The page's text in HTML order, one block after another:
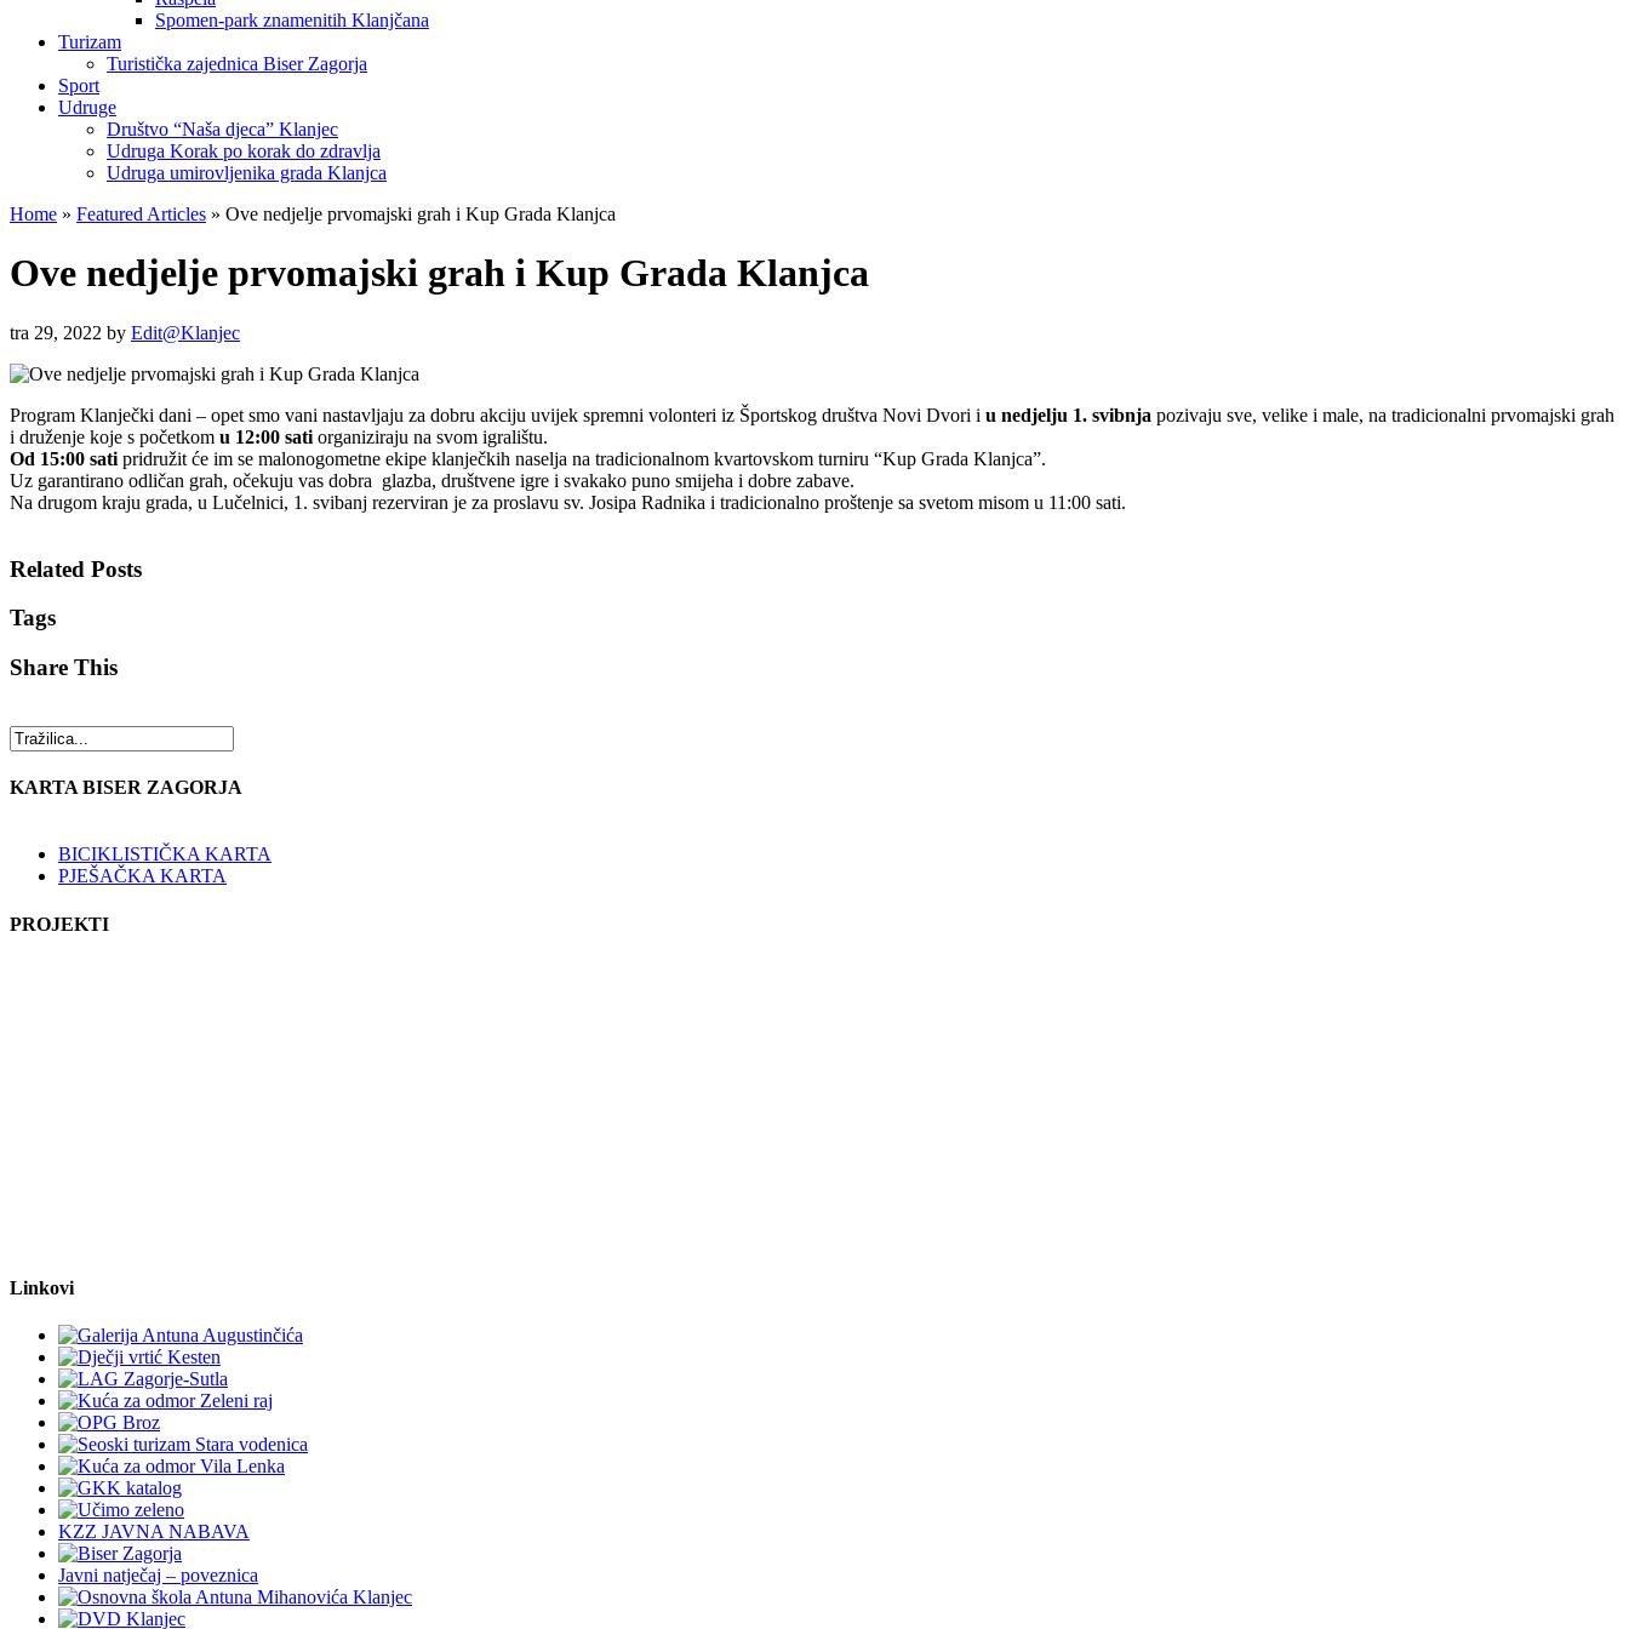
Spomen-park znamenitih Klanjčana
Turizam
Turistička zajednica Biser Zagorja
Sport
Udruge
Društvo “Naša djeca” Klanjec
Udruga Korak po korak do zdravlja
Udruga umirovljenika grada Klanjca
Home » Featured Articles » Ove nedjelje prvomajski grah i Kup Grada Klanjca
Ove nedjelje prvomajski grah i Kup Grada Klanjca
tra 29, 2022 by Edit@Klanjec
Program Klanječki dani – opet smo vani nastavljaju za dobru akciju uvijek spremni volonteri iz Športskog društva Novi Dvori i u nedjelju 1. svibnja pozivaju sve, velike i male, na tradicionalni prvomajski grah
i druženje koje s početkom u 12:00 sati organiziraju na svom igralištu.
Od 15:00 sati pridružit će im se malonogometne ekipe klanječkih naselja na tradicionalnom kvartovskom turniru “Kup Grada Klanjca”.
Uz garantirano odličan grah, očekuju vas dobra glazba, društvene igre i svakako puno smijeha i dobre zabave.
Na drugom kraju grada, u Lučelnici, 1. svibanj rezerviran je za proslavu sv. Josipa Radnika i tradicionalno proštenje sa svetom misom u 11:00 sati.
Related Posts
Tags
Share This
KARTA BISER ZAGORJA
BICIKLISTIČKA KARTA
PJEŠAČKA KARTA
PROJEKTI
Linkovi
KZZ JAVNA NABAVA
Javni natječaj – poveznica